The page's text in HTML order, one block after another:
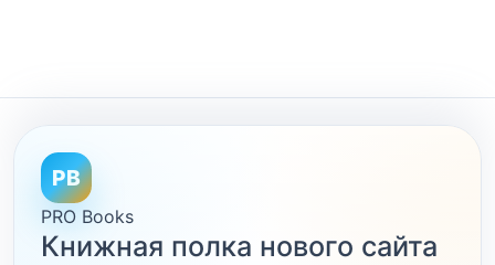
PB
PRO Books
Книжная полка нового сайта